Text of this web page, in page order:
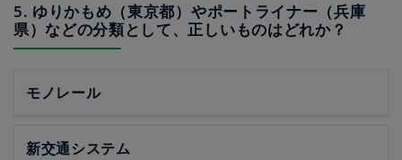
5. ゆりかもめ（東京都）やポートライナー（兵庫
県）などの分類として、正しいものはどれか？
モノレール
新交通システム